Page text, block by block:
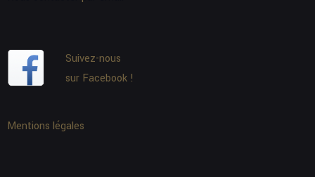
Suivez-nous
sur Facebook !
Mentions légales